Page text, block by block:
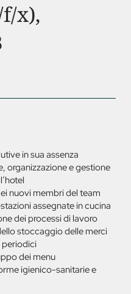
x),
in sua assenza
organizzazione e gestione
nuovi membri del team
assegnate in cucina
dei processi di lavoro
stoccaggio delle merci
periodici
dei menu
igienico-sanitarie e